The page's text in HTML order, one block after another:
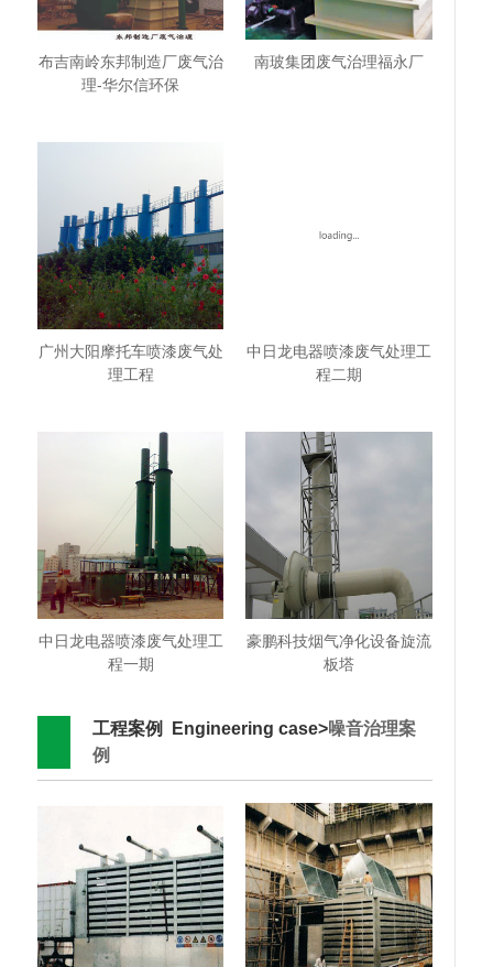
布吉南岭东邦制造厂废气治
理-华尔信环保
南玻集团废气治理福永厂
广州大阳摩托车喷漆废气处
理工程
中日龙电器喷漆废气处理工
程二期
中日龙电器喷漆废气处理工
程一期
豪鹏科技烟气净化设备旋流
板塔
工程案例 Engineering case>噪音治理案
例